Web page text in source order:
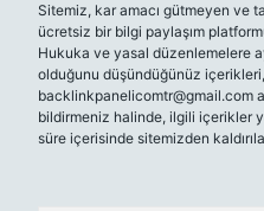
Sitemiz, kar amacı gütmeyen ve
ücretsiz bir bilgi paylaşım
Hukuka ve yasal düzenlemelere
olduğunu düşündüğünüz içerikleri,
backlinkpanelicomtr@gmail.com
bildirmeniz halinde, ilgili içerikler
süre içerisinde sitemizden